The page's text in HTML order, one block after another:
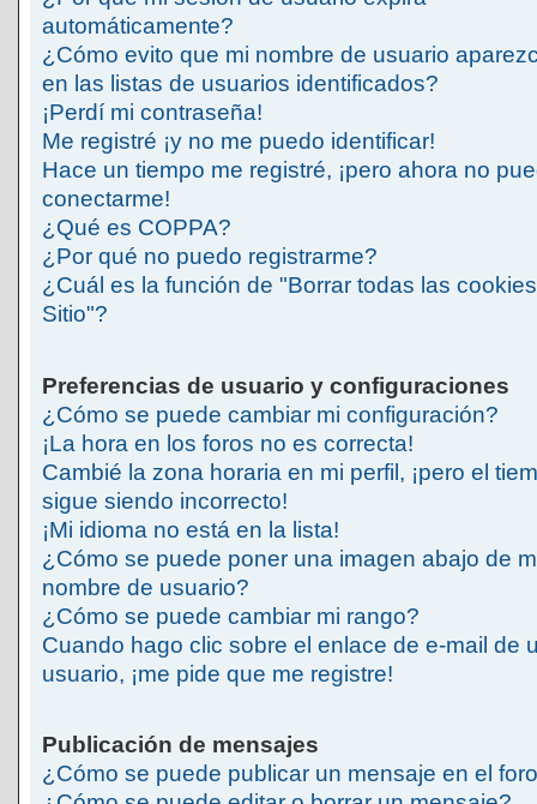
automáticamente?
¿Cómo evito que mi nombre de usuario
en las listas de usuarios identificados?
¡Perdí mi contraseña!
Me registré ¡y no me puedo identificar!
Hace un tiempo me registré, ¡pero ahora no
conectarme!
¿Qué es COPPA?
¿Por qué no puedo registrarme?
¿Cuál es la función de "Borrar todas las
Sitio"?
Preferencias de usuario y configuraciones
¿Cómo se puede cambiar mi configuración?
¡La hora en los foros no es correcta!
Cambié la zona horaria en mi perfil, ¡pero el
sigue siendo incorrecto!
¡Mi idioma no está en la lista!
¿Cómo se puede poner una imagen abajo de
nombre de usuario?
¿Cómo se puede cambiar mi rango?
Cuando hago clic sobre el enlace de e-mail de
usuario, ¡me pide que me registre!
Publicación de mensajes
¿Cómo se puede publicar un mensaje en el